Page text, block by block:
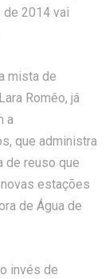
2014 vai
mista de
Romêo, já
a
que administra
de reuso que
estações
de Água de
invés de